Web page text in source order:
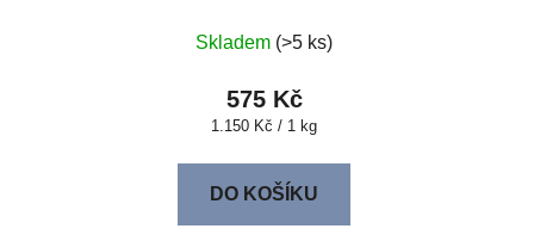
Skladem (>5 ks)
575 Kč
Měrná
1.150 Kč / 1 kg
DO KOŠÍKU